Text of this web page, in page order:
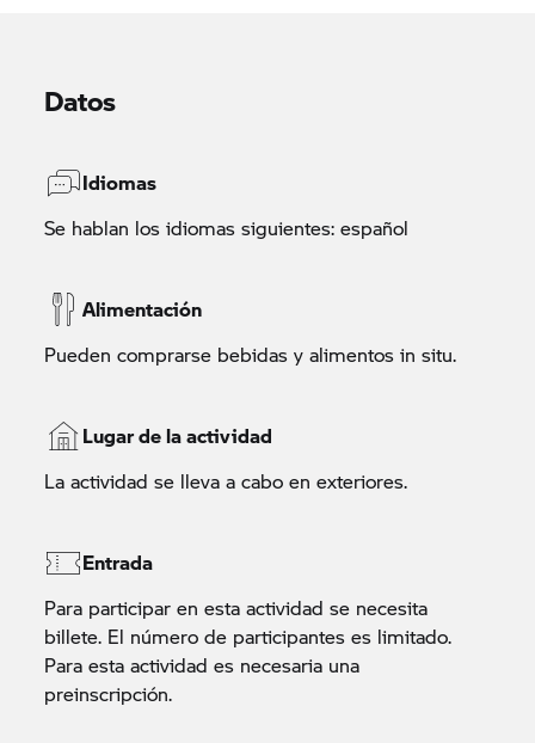
Datos
Idiomas
Se hablan los idiomas siguientes: español
Alimentación
Pueden comprarse bebidas y alimentos in situ.
Lugar de la actividad
La actividad se lleva a cabo en exteriores.
Entrada
Para participar en esta actividad se necesita
billete. El número de participantes es limitado.
Para esta actividad es necesaria una
preinscripción.